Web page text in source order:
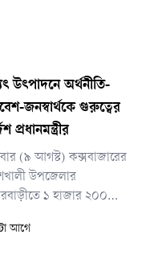
উৎপাদনে অর্থনীতি-
জনস্বার্থকে গুরুত্বের
প্রধানমন্ত্রীর
(৯ আগস্ট) কক্সবাজারের
উপজেলার
১ হাজার ২০০
সুপারক্রিটিক্যাল
আগে